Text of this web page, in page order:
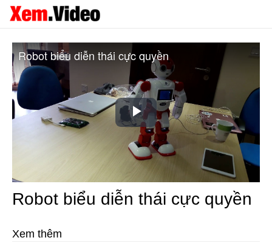
Play
Video
Robot biểu diễn thái cực quyền
Robot biểu diễn thái cực quyền
Xem thêm